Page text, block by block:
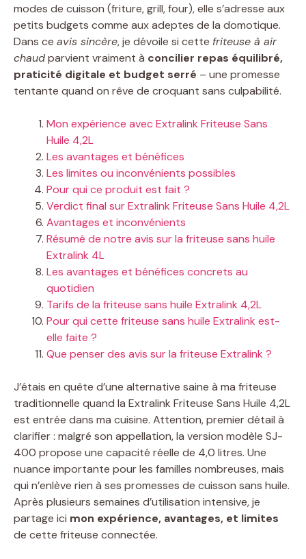
modes de cuisson (friture, grill, four), elle s’adresse aux
petits budgets comme aux adeptes de la domotique.
Dans ce avis sincère, je dévoile si cette friteuse à air
chaudparvient vraiment à concilier repas équilibré,
praticité digitale et budget serré – une promesse
tentante quand on rêve de croquant sans culpabilité.
Mon expérience avec Extralink Friteuse Sans
Huile 4,2L
Les avantages et bénéfices
Les limites ou inconvénients possibles
Pour qui ce produit est fait ?
Verdict final sur Extralink Friteuse Sans Huile 4,2L
Avantages et inconvénients
Résumé de notre avis sur la friteuse sans huile
Extralink 4L
Les avantages et bénéfices concrets au
quotidien
Tarifs de la friteuse sans huile Extralink 4,2L
Pour qui cette friteuse sans huile Extralink est-
elle faite ?
Que penser des avis sur la friteuse Extralink ?
J’étais en quête d’une alternative saine à ma friteuse
traditionnelle quand la Extralink Friteuse Sans Huile 4,2L
est entrée dans ma cuisine. Attention, premier détail à
clarifier : malgré son appellation, la version modèle SJ-
400 propose une capacité réelle de 4,0 litres. Une
nuance importante pour les familles nombreuses, mais
qui n’enlève rien à ses promesses de cuisson sans huile.
Après plusieurs semaines d’utilisation intensive, je
partage ici mon expérience, avantages, et limites
de cette friteuse connectée.